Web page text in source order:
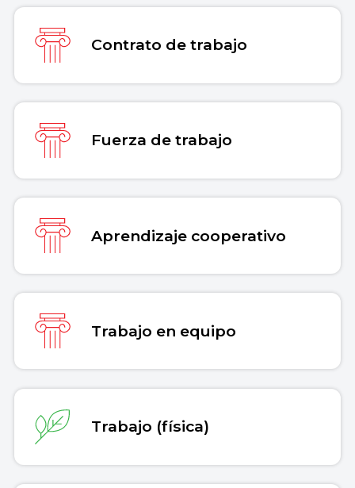
Contrato de trabajo
Fuerza de trabajo
Aprendizaje cooperativo
Trabajo en equipo
Trabajo (física)